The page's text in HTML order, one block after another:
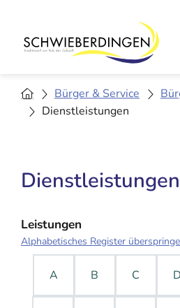
Bürger & Service
Dienstleistungen
Dienstleistungen
Leistungen
Alphabetisches Register
A B C D